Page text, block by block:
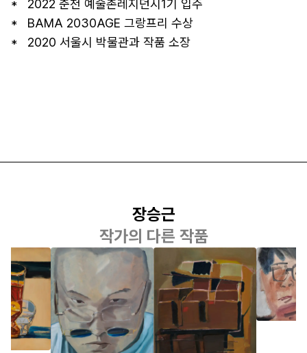
*   2022 춘천 예술촌레지던시1기 입주
*   BAMA 2030AGE 그랑프리 수상
*   2020 서울시 박물관과 작품 소장
장승근
작가의 다른 작품
투명 육안
장승근
커피 트레이가
있는 정물
장승근
한사람,